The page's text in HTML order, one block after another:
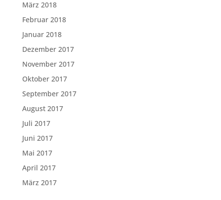
März 2018
Februar 2018
Januar 2018
Dezember 2017
November 2017
Oktober 2017
September 2017
August 2017
Juli 2017
Juni 2017
Mai 2017
April 2017
März 2017